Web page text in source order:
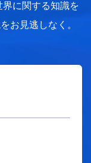
界に関する知識を
お見逃しなく。